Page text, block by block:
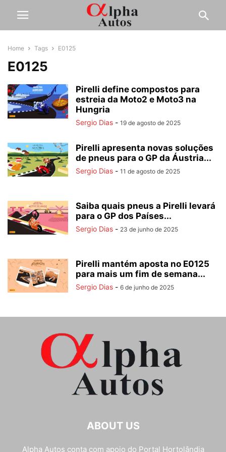
Home Tags E0125
E0125
Pirelli define compostos para
estreia da Moto2 e Moto3 na
Hungria
Sergio Dias - 19 de agosto de 2025
Pirelli apresenta novas soluções
de pneus para o GP da Áustria...
Sergio Dias - 11 de agosto de 2025
Saiba quais pneus a Pirelli levará
para o GP dos Países...
Sergio Dias - 23 de junho de 2025
Pirelli mantém aposta no E0125
para mais um fim de semana...
Sergio Dias - 6 de junho de 2025
ABOUT US
Alpha Autos conta com apoio do Portal Hortolândia